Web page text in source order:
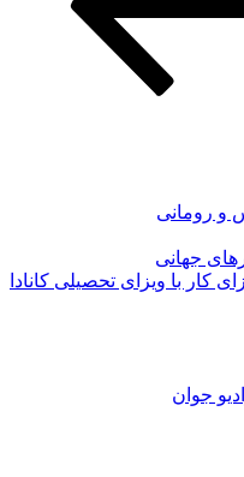
و رومانی
جهانی
کار با ویزای تحصیلی کانادا
جوان